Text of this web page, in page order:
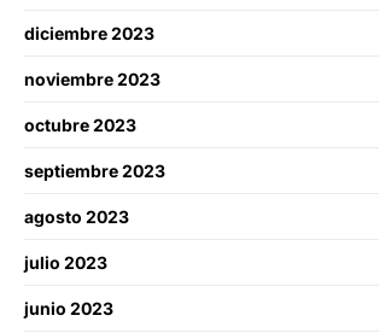
diciembre 2023
noviembre 2023
octubre 2023
septiembre 2023
agosto 2023
julio 2023
junio 2023